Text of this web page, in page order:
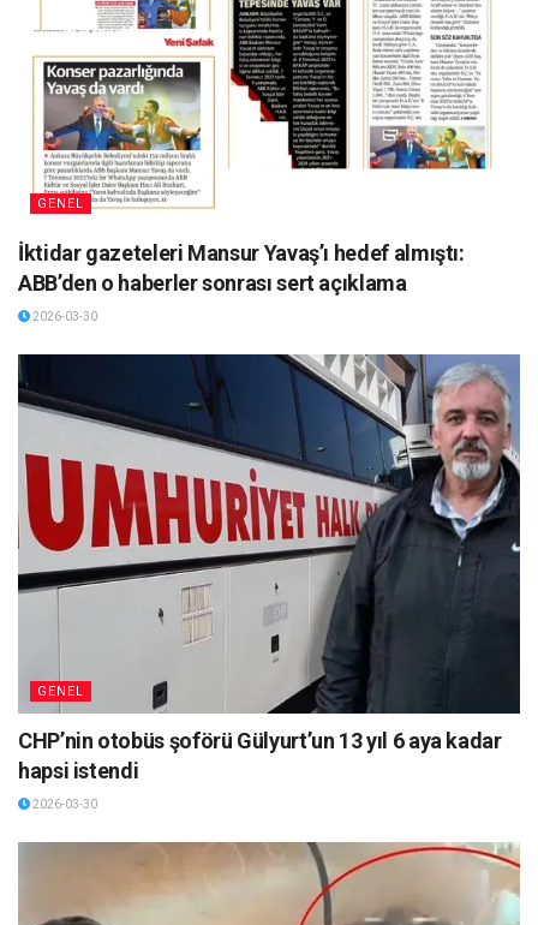
GENEL
İktidar gazeteleri Mansur Yavaş’ı hedef almıştı:
ABB’den o haberler sonrası sert açıklama
2026-03-30
GENEL
CHP’nin otobüs şoförü Gülyurt’un 13 yıl 6 aya kadar
hapsi istendi
2026-03-30